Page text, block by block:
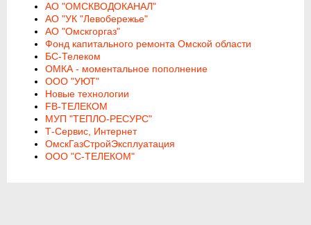
АО "ОМСКВОДОКАНАЛ"
АО "УК "Левобережье"
АО "Омскгоргаз"
Фонд капитального ремонта Омской области
БС-Телеком
ОМКА - моментальное пополнение
ООО "УЮТ"
Новые технологии
FB-ТЕЛЕКОМ
МУП "ТЕПЛО-РЕСУРС"
Т-Сервис, Интернет
ОмскГазСтройЭксплуатация
ООО "С-ТЕЛЕКОМ"